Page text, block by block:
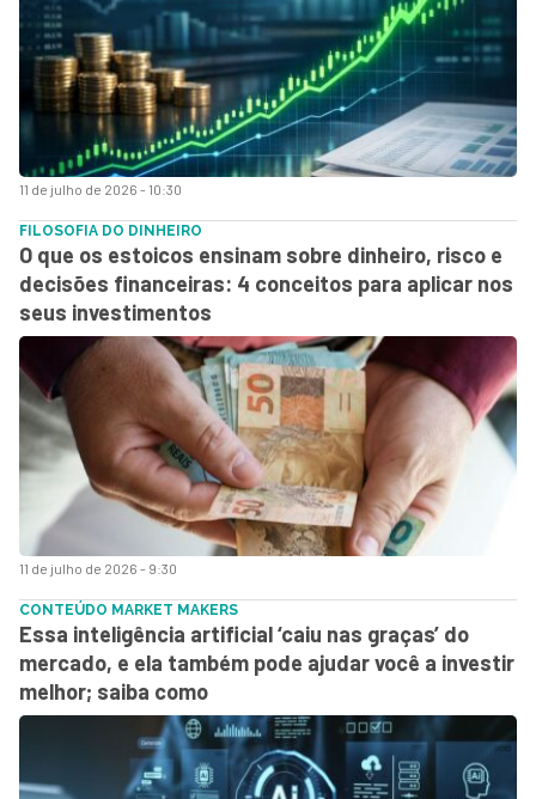
11 de julho de 2026 - 10:30
11 de julho de 2026 - 9:30
FILOSOFIA DO DINHEIRO
O que os estoicos ensinam sobre dinheiro, risco e
decisões financeiras: 4 conceitos para aplicar nos
seus investimentos
CONTEÚDO MARKET MAKERS
Essa inteligência artificial ‘caiu nas graças’ do
mercado, e ela também pode ajudar você a investir
melhor; saiba como